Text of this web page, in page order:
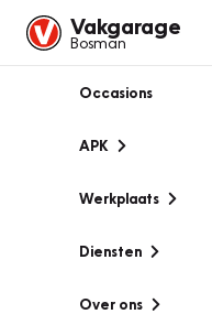
Vakgarage
Bosman
Occasions
APK
Werkplaats
Diensten
Over ons